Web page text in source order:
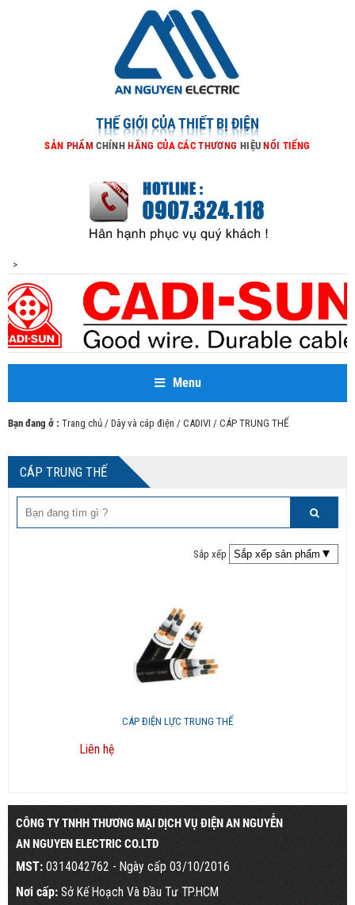
THẾ GIỚI CỦA THIẾT BỊ ĐIỆN
SẢN PHẨM CHÍNH HÃNG CỦA CÁC THƯƠNG HIỆU NỔI TIẾNG
>
Menu
Bạn đang ở : Trang chủ / Dây và cáp điện / CADIVI / CÁP TRUNG THẾ
CÁP TRUNG THẾ
Sắp xếp
CÁP ĐIỆN LỰC TRUNG THẾ
Liên hệ
CÔNG TY TNHH THƯƠNG MẠI DỊCH VỤ ĐIỆN AN NGUYỄN
AN NGUYEN ELECTRIC CO.LTD
MST: 0314042762 - Ngày cấp 03/10/2016
Nơi cấp: Sở Kế Hoạch Và Đầu Tư TP.HCM